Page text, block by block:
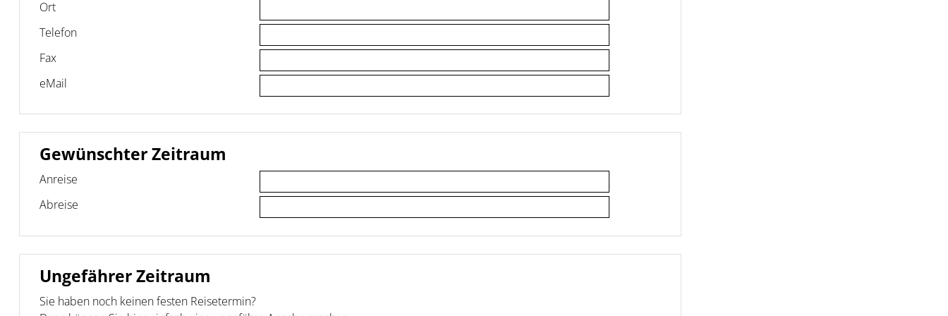
Ort
Telefon
Fax
eMail
Gewünschter Zeitraum
Anreise
Abreise
Ungefährer Zeitraum
Sie haben noch keinen festen Reisetermin?